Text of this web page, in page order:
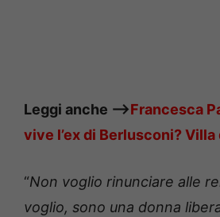
Leggi anche —->Francesca
vive l’ex di Berlusconi? Villa
“Non voglio rinunciare alle
voglio, sono una donna